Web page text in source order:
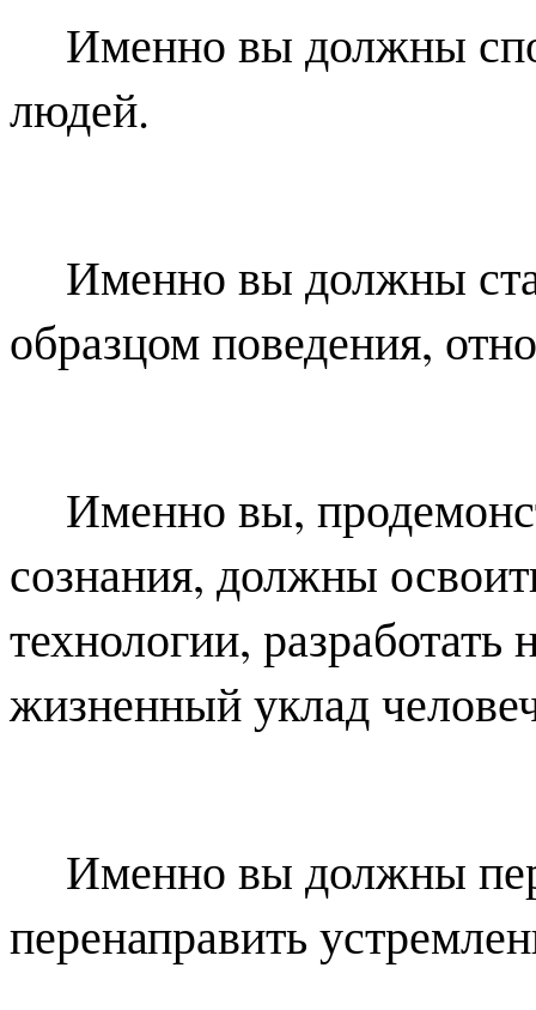
Именно вы должны
людей.
Именно вы должны
образцом поведения,
Именно вы,
сознания, должны
технологии,
жизненный уклад
Именно вы должны
перенаправить